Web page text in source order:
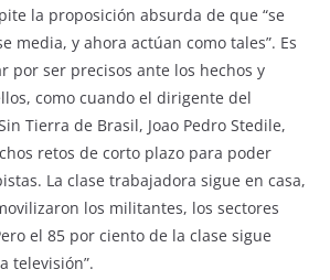
la proposición absurda de que “se
media, y ahora actúan como tales”. Es
por ser precisos ante los hechos y
como cuando el dirigente del
Tierra de Brasil, Joao Pedro Stedile,
retos de corto plazo para poder
La clase trabajadora sigue en casa,
los militantes, los sectores
el 85 por ciento de la clase sigue
televisión”.